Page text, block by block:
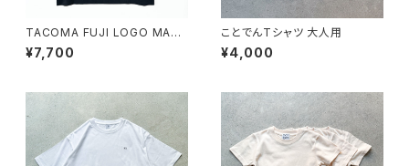
TACOMA FUJI LOGO MAR
K'25 Tシャツ
¥7,700
ことでんTシャツ 大人用
¥4,000